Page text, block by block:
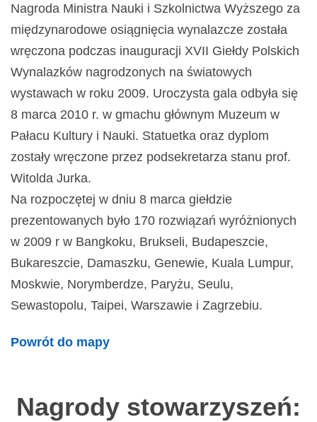
Nagroda Ministra Nauki i Szkolnictwa Wyższego za
międzynarodowe osiągnięcia wynalazcze została
wręczona podczas inauguracji XVII Giełdy Polskich
Wynalazków nagrodzonych na światowych
wystawach w roku 2009. Uroczysta gala odbyła się
8 marca 2010 r. w gmachu głównym Muzeum w
Pałacu Kultury i Nauki. Statuetka oraz dyplom
zostały wręczone przez podsekretarza stanu prof.
Witolda Jurka.
Na rozpoczętej w dniu 8 marca giełdzie
prezentowanych było 170 rozwiązań wyróżnionych
w 2009 r w Bangkoku, Brukseli, Budapeszcie,
Bukareszcie, Damaszku, Genewie, Kuala Lumpur,
Moskwie, Norymberdze, Paryżu, Seulu,
Sewastopolu, Taipei, Warszawie i Zagrzebiu.
Powrót do mapy
Nagrody stowarzyszeń: